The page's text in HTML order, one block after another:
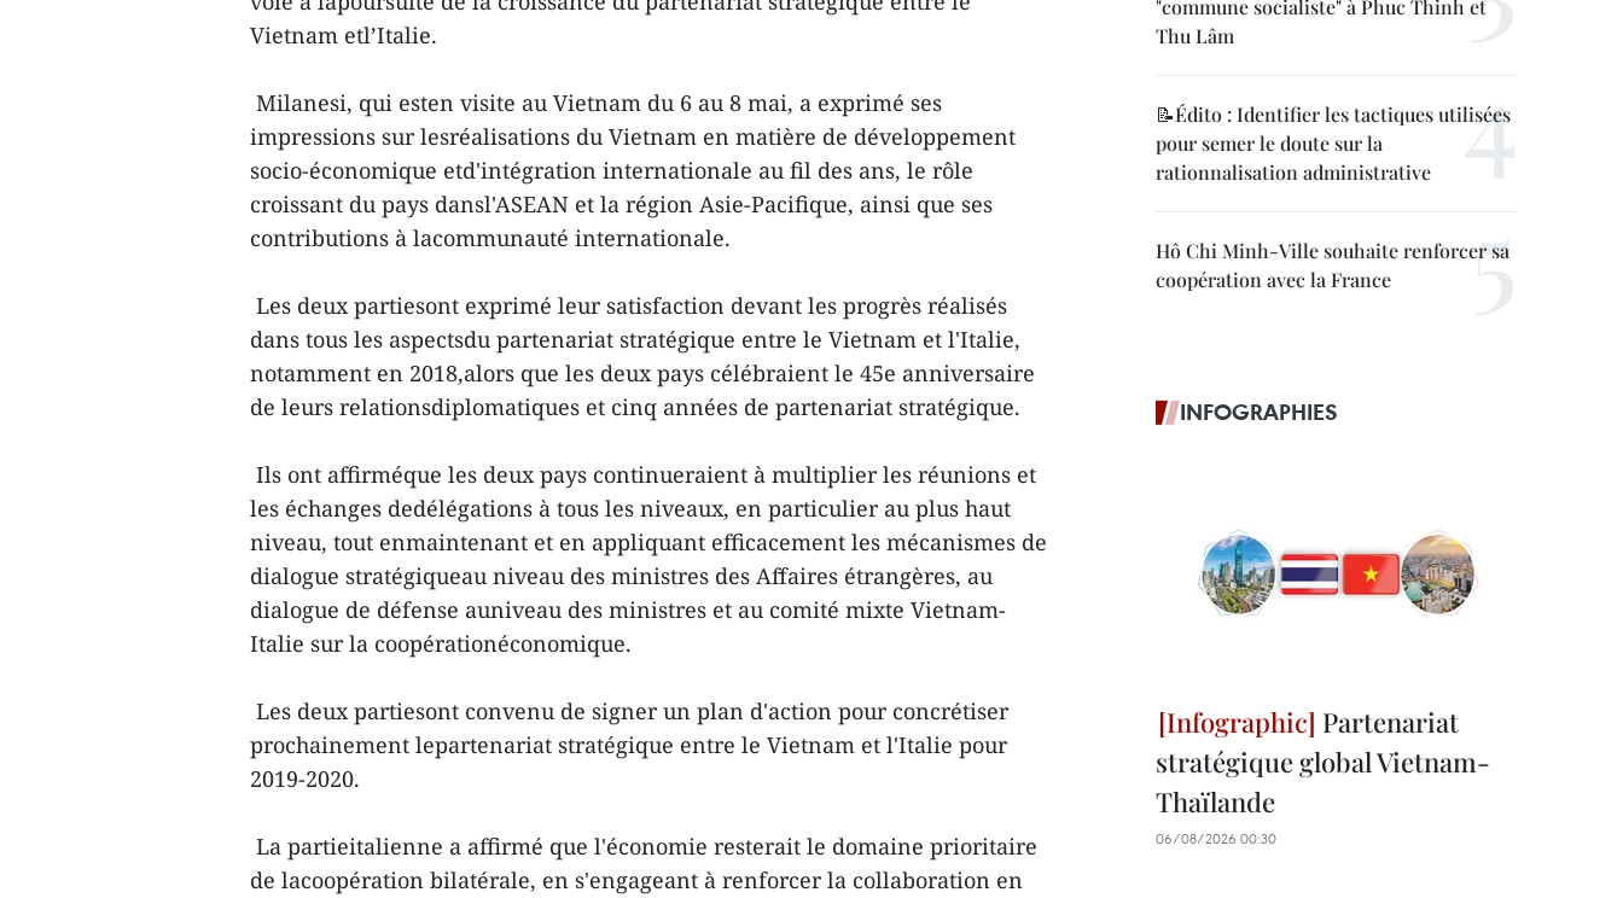
Vietnam etl’Italie.
Milanesi, qui esten visite au Vietnam du 6 au 8 mai, a exprimé ses
impressions sur lesréalisations du Vietnam en matière de développement
socio-économique etd'intégration internationale au fil des ans, le rôle
croissant du pays dansl'ASEAN et la région Asie-Pacifique, ainsi que ses
contributions à lacommunauté internationale.
Les deux partiesont exprimé leur satisfaction devant les progrès réalisés
dans tous les aspectsdu partenariat stratégique entre le Vietnam et l'Italie,
notamment en 2018,alors que les deux pays célébraient le 45e anniversaire
de leurs relationsdiplomatiques et cinq années de partenariat stratégique.
Ils ont affirméque les deux pays continueraient à multiplier les réunions et
les échanges dedélégations à tous les niveaux, en particulier au plus haut
niveau, tout enmaintenant et en appliquant efficacement les mécanismes de
dialogue stratégiqueau niveau des ministres des Affaires étrangères, au
dialogue de défense auniveau des ministres et au comité mixte Vietnam-
Italie sur la coopérationéconomique.
Les deux partiesont convenu de signer un plan d'action pour concrétiser
prochainement lepartenariat stratégique entre le Vietnam et l'Italie pour
2019-2020.
La partieitalienne a affirmé que l'économie resterait le domaine prioritaire
de lacoopération bilatérale, en s'engageant à renforcer la collaboration en
"commune socialiste" à Phuc Thinh et
Thu Lâm
📝Édito : Identifier les tactiques utilisées
pour semer le doute sur la
rationnalisation administrative
Hô Chi Minh-Ville souhaite renforcer sa
coopération avec la France
INFOGRAPHIES
Partenariat
stratégique global Vietnam-
Thaïlande
06/08/2026 00:30